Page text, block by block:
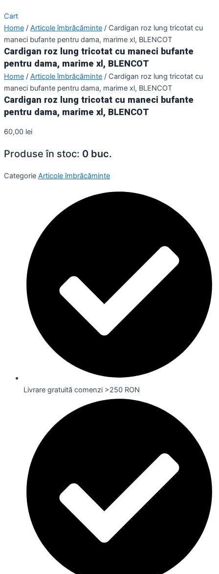
Cart
Home / Articole îmbrăcăminte / Cardigan roz lung tricotat cu
maneci bufante pentru dama, marime xl, BLENCOT
Cardigan roz lung tricotat cu maneci bufante
pentru dama, marime xl, BLENCOT
Home / Articole îmbrăcăminte / Cardigan roz lung tricotat cu
maneci bufante pentru dama, marime xl, BLENCOT
Cardigan roz lung tricotat cu maneci bufante
pentru dama, marime xl, BLENCOT
60,00 lei
Produse în stoc: 0 buc.
Categorie Articole îmbrăcăminte
Livrare gratuită comenzi >250 RON